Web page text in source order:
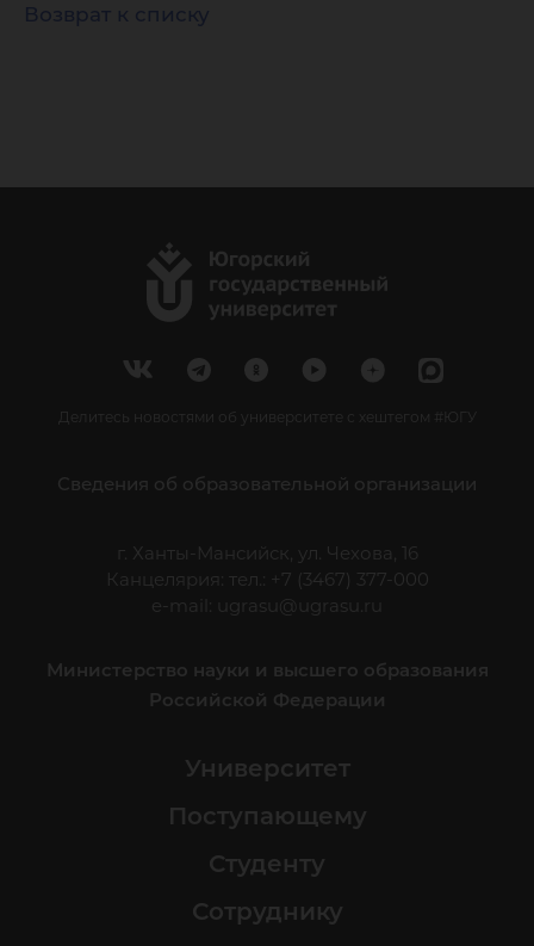
Возврат к списку
Делитесь новостями об университете с хештегом #ЮГУ
Сведения об образовательной организации
г. Ханты-Мансийск, ул. Чехова, 16
Канцелярия: тел.: +7 (3467) 377-000
e-mail:
ugrasu@ugrasu.ru
Министерство науки и высшего образования
Российской Федерации
Университет
Поступающему
Студенту
Сотруднику